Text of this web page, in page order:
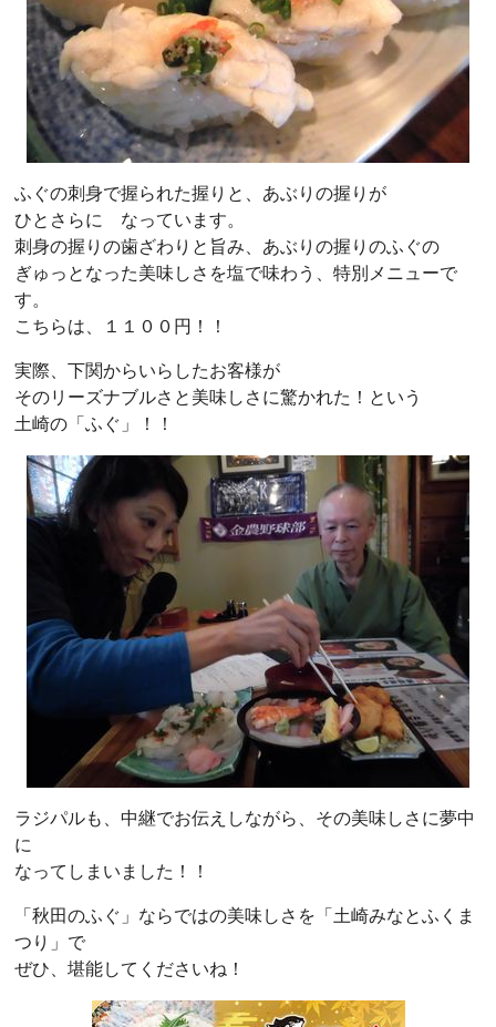
ふぐの刺身で握られた握りと、あぶりの握りが
ひとさらに なっています。
刺身の握りの歯ざわりと旨み、あぶりの握りのふぐの
ぎゅっとなった美味しさを塩で味わう、特別メニューで
す。
こちらは、１１００円！！
実際、下関からいらしたお客様が
そのリーズナブルさと美味しさに驚かれた！という
土崎の「ふぐ」！！
ラジパルも、中継でお伝えしながら、その美味しさに夢中
に
なってしまいました！！
「秋田のふぐ」ならではの美味しさを「土崎みなとふくま
つり」で
ぜひ、堪能してくださいね！